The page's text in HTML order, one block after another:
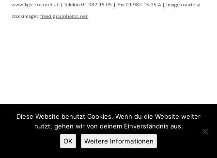
www.kgv-zukunft.at | Telefon 01 982 15 05 | Fax 01 982 15 05-4 | Image courtesy
stockimages freedigitalphotos.net
Diese Website benutzt Cookies. Wenn du die Website weiter
nutzt, gehen wir von deinem Einverständnis aus.
OK
Weitere Informationen